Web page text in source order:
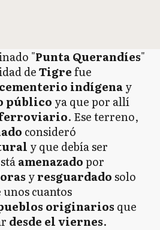
"Punta Querandíes"
deTigrefue
cementerio indígenay
público ya que por allí
. Ese terreno,
consideró
y que debía ser
amenazadopor
yresguardadosolo
cuantos
originarios que
desde el viernes.